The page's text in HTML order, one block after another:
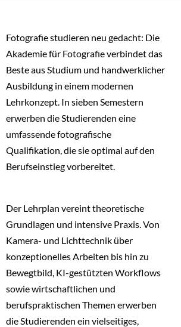
Fotografie studieren neu gedacht: Die
Akademie für Fotografie verbindet das
Beste aus Studium und handwerklicher
Ausbildung in einem modernen
Lehrkonzept. In sieben Semestern
erwerben die Studierenden eine
umfassende fotografische
Qualifikation, die sie optimal auf den
Berufseinstieg vorbereitet.
Der Lehrplan vereint theoretische
Grundlagen und intensive Praxis. Von
Kamera- und Lichttechnik über
konzeptionelles Arbeiten bis hin zu
Bewegtbild, KI-gestützten Workflows
sowie wirtschaftlichen und
berufspraktischen Themen erwerben
die Studierenden ein vielseitiges,